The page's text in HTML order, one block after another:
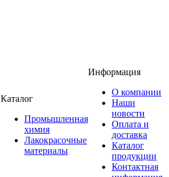
Каталог
Промышленная
химия
Лакокрасочные
материалы
Информация
О компании
Наши
новости
Оплата и
доставка
Каталог
продукции
Контактная